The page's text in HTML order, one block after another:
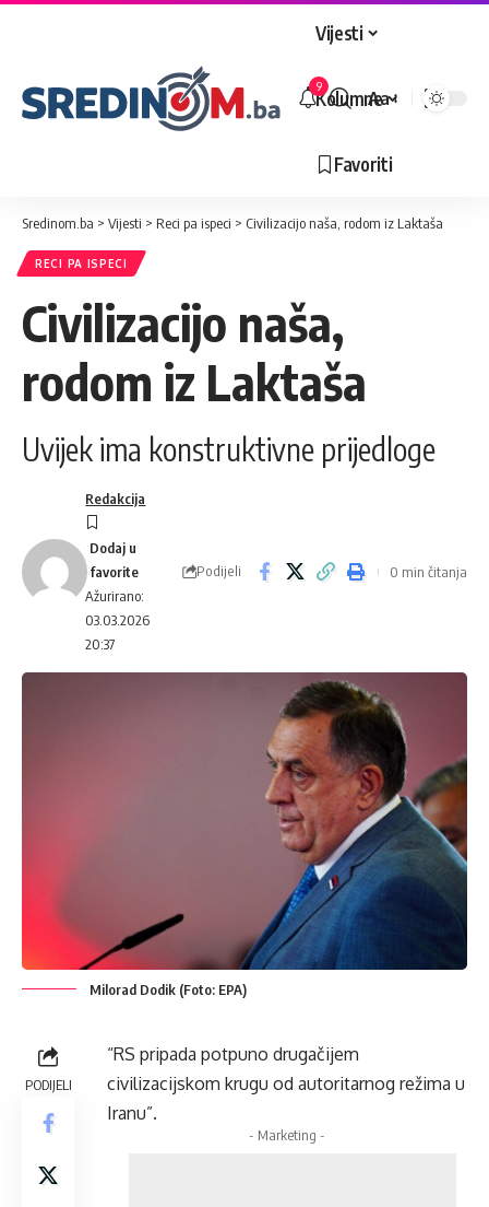
Vijesti
Kolumne
Favoriti
9
Veličina
Aa
Sredinom.ba > Vijesti > Reci pa ispeci > Civilizacijo naša, rodom iz Laktaša
RECI PA ISPECI
Civilizacijo naša,
rodom iz Laktaša
Uvijek ima konstruktivne prijedloge
Ažurirano:
03.03.2026
20:37
Redakcija
Podijeli 0 min čitanja
Milorad Dodik (Foto: EPA)
PODIJELI
“RS pripada potpuno drugačijem
civilizacijskom krugu od autoritarnog režima u
Iranu”.
- Marketing -